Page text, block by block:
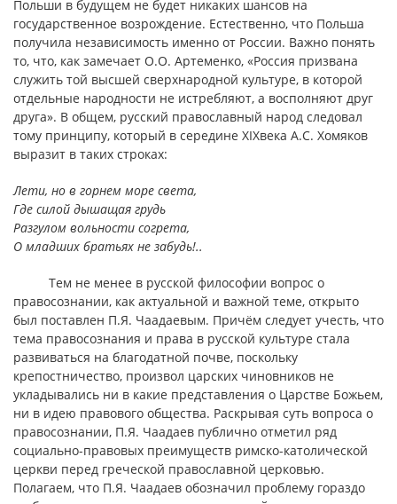
Польши в будущем не будет никаких шансов на
государственное возрождение. Естественно, что Польша
получила независимость именно от России. Важно понять
то, что, как замечает О.О. Артеменко, «Россия призвана
служить той высшей сверхнародной культуре, в которой
отдельные народности не истребляют, а восполняют друг
друга». В общем, русский православный народ следовал
тому принципу, который в середине XIXвека А.С. Хомяков
выразит в таких строках:
Лети, но в горнем море света,
Где силой дышащая грудь
Разгулом вольности согрета,
О младших братьях не забудь!..
Тем не менее в русской философии вопрос о
правосознании, как актуальной и важной теме, открыто
был поставлен П.Я. Чаадаевым. Причём следует учесть, что
тема правосознания и права в русской культуре стала
развиваться на благодатной почве, поскольку
крепостничество, произвол царских чиновников не
укладывались ни в какие представления о Царстве Божьем,
ни в идею правового общества. Раскрывая суть вопроса о
правосознании, П.Я. Чаадаев публично отметил ряд
социально-правовых преимуществ римско-католической
церкви перед греческой православной церковью.
Полагаем, что П.Я. Чаадаев обозначил проблему гораздо